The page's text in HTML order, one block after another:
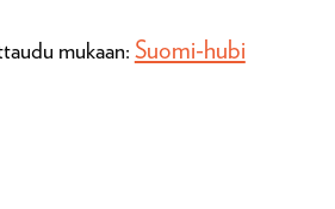
mukaan: Suomi-hubi